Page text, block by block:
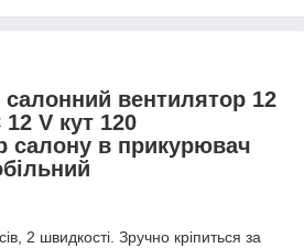
вентилятор 12
V кут 120
салону в прикурювач
2 швидкості. Зручно кріпиться за